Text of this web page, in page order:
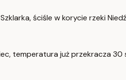
ściśle w korycie rzeki
temperatura już przekracza 30